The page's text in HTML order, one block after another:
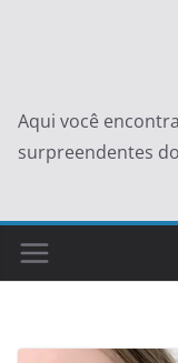
Aqui você
surpreendentes